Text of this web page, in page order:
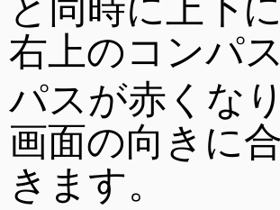
右上のコンパ
パスが赤くな
画面の向きに
きます。